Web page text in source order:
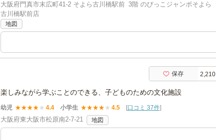
大阪府門真市末広町41-2 そよら古川橋駅前 3階 のびっこジャンボそよら
古川橋駅前店
地図
保存 2,210
楽しみながら学ぶことのできる、子どものための文化施設
幼児 ★★★★ ★ 4.4 小学生 ★★★★ ★ 4.5 [口コミ 37件]
大阪府東大阪市松原南2-7-21 地図